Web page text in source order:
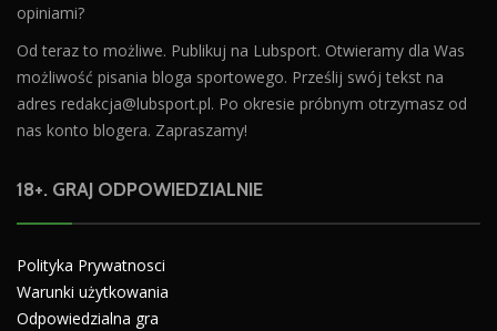
opiniami?
Od teraz to możliwe. Publikuj na Lubsport. Otwieramy dla Was
możliwość pisania bloga sportowego. Prześlij swój tekst na
adres redakcja@lubsport.pl. Po okresie próbnym otrzymasz od
nas konto blogera. Zapraszamy!
18+. GRAJ ODPOWIEDZIALNIE
Polityka Prywatnosci
Warunki użytkowania
Odpowiedzialna gra